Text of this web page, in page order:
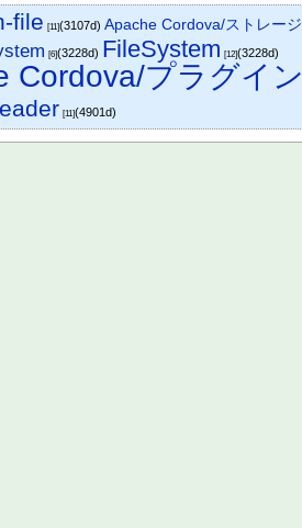
file [11](3107d)Apache Cordova/ストレージ
[6](3228d) FileSystem [12](3228d)
Cordova/プラグイン
[11](4901d)